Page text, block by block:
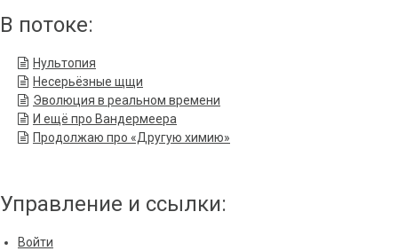
В потоке:
Нультопия
Несерьёзные щщи
Эволюция в реальном времени
И ещё про Вандермеера
Продолжаю про «Другую химию»
Управление и ссылки:
Войти